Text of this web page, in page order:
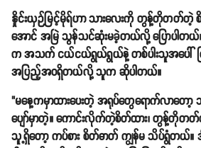
နှိုင်းယှဉ်မြင့်မိုရ်ဟာ သားလေးကို တွန့်တိုတတ်တဲ့ စိ
အောင် အမြဲ သွန်သင်ဆုံးမခဲ့တယ်လို့ ပြောပါတယ်။
က အသက် ငယ်ငယ်ရွယ်ရွယ်နဲ့ တစ်ပါးသူအပေါ်
အပြည့်အဝရှိတယ်လို့ သူက ဆိုပါတယ်။
"မနေ့ကမှာထားပေးတဲ့ အရုပ်တွေရောက်လာတေ
ပျော်မှာတဲ့။ ကောင်းလိုက်တဲ့စိတ်ထား၊ တွန့်တို
သူ့ရှိတော့ ကပ်စား စိတ်ဓာတ် ကျွန်မ သိပ်ရွံတယ်။